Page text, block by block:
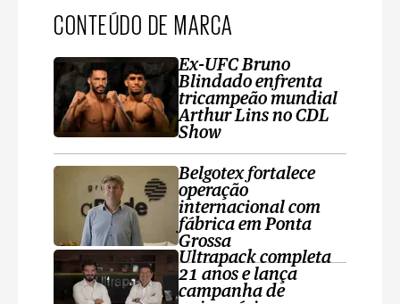
CONTEÚDO DE MARCA
Ex-UFC Bruno
Blindado enfrenta
tricampeão mundial
Arthur Lins no CDL
Show
Belgotex fortalece
operação
internacional com
fábrica em Ponta
Grossa
Ultrapack completa
21 anos e lança
campanha de